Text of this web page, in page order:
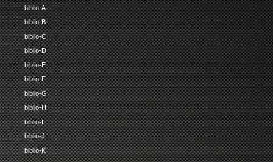
biblio-A
biblio-B
biblio-C
biblio-D
biblio-E
biblio-F
biblio-G
biblio-H
biblio-I
biblio-J
biblio-K